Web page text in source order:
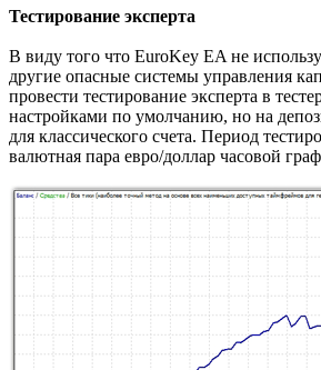
Тестирование эксперта
В виду того что EuroKey EA не
другие опасные системы управления
провести тестирование эксперта в
настройками по умолчанию, но на
для классического счета. Период
валютная пара евро/доллар часовой